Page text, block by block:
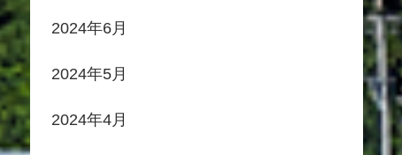
2024年6月
2024年5月
2024年4月